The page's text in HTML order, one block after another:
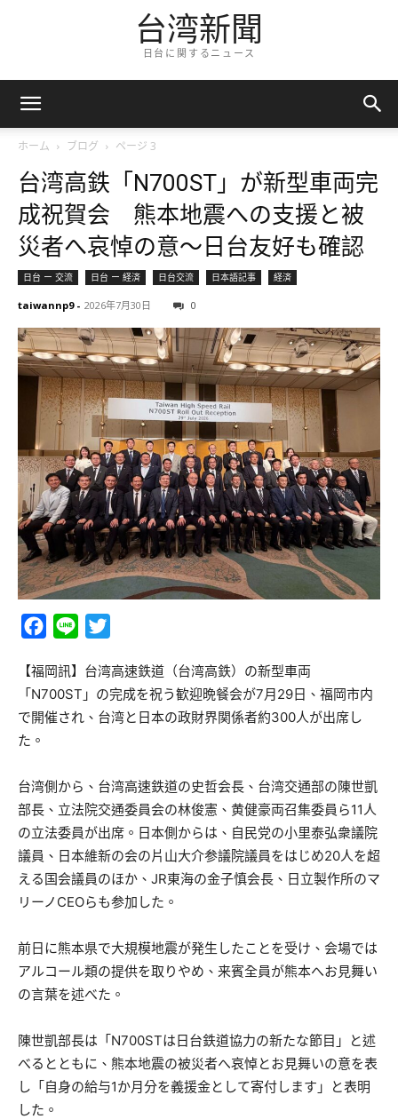
台湾新聞
日台に関するニュース
ホーム ブログ ページ 3
台湾高鉄「N700ST」が新型車両完
成祝賀会 熊本地震への支援と被
災者へ哀悼の意～日台友好も確認
日台 ー 交流 日台 ー 経済 日台交流 日本語記事 経済
taiwannp9 - 2026年7月30日 0
Facebook
Line
【福岡訊】台湾高速鉄道（台湾高鉄）の新型車両
「N700ST」の完成を祝う歓迎晩餐会が7月29日、福岡市内
で開催され、台湾と日本の政財界関係者約300人が出席し
た。
台湾側から、台湾高速鉄道の史哲会長、台湾交通部の陳世凱
部長、立法院交通委員会の林俊憲、黄健豪両召集委員ら11人
の立法委員が出席。日本側からは、自民党の小里泰弘衆議院
議員、日本維新の会の片山大介参議院議員をはじめ20人を超
える国会議員のほか、JR東海の金子慎会長、日立製作所のマ
リーノCEOらも参加した。
前日に熊本県で大規模地震が発生したことを受け、会場では
アルコール類の提供を取りやめ、来賓全員が熊本へお見舞い
の言葉を述べた。
陳世凱部長は「N700STは日台鉄道協力の新たな節目」と述
べるとともに、熊本地震の被災者へ哀悼とお見舞いの意を表
し「自身の給与1か月分を義援金として寄付します」と表明
した。